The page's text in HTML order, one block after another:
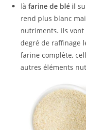
làfarine de blé il
rend plus blanc
nutriments. Ils
degré de raffinage
farine complète,
autres éléments